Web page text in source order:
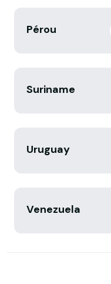
Pérou
Suriname
Uruguay
Venezuela